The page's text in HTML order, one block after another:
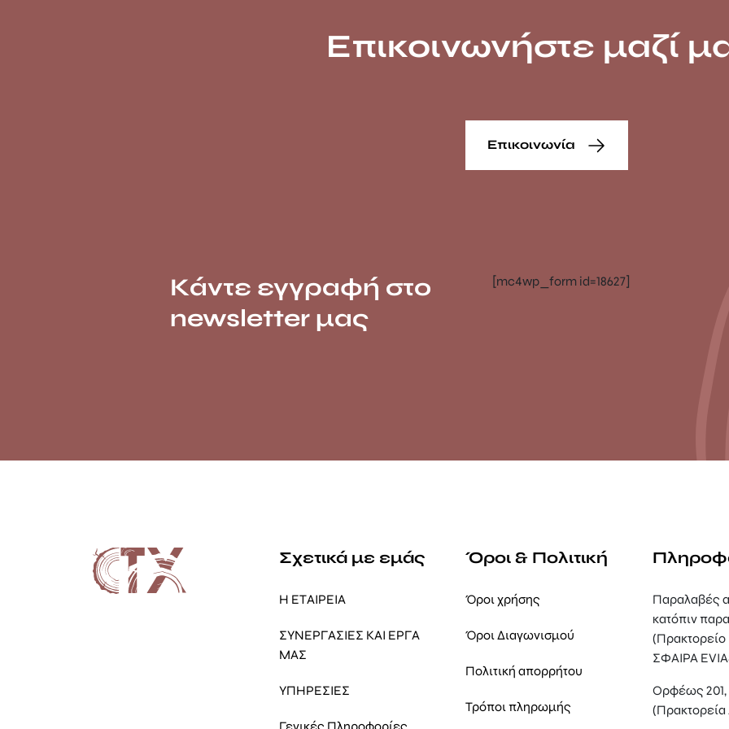
Επικοινωνήστε μαζί
Επικοινωνία
Κάντε εγγραφή στο
newsletter μας
[mc4wp_form id=18627]
Σχετικά με εμάς
Η ΕΤΑΙΡΕΙΑ
ΣΥΝΕΡΓΑΣΙΕΣ ΚΑΙ ΕΡΓΑ
ΜΑΣ
ΥΠΗΡΕΣΙΕΣ
Γενικές Πληροφορίες
Όροι & Πολιτική
Όροι χρήσης
Όροι Διαγωνισμού
Πολιτική απορρήτου
Τρόποι πληρωμής
Παραλαβές
κατόπιν
ΣΦΑΙΡΑ
Ορφέως